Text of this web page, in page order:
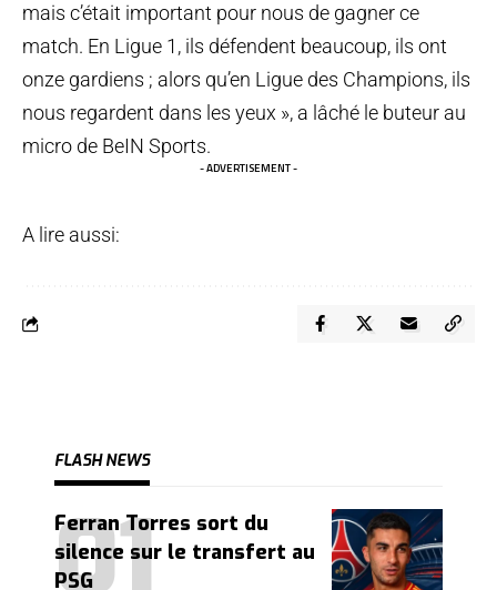
mais c’était important pour nous de gagner ce
match. En Ligue 1, ils défendent beaucoup, ils ont
onze gardiens ; alors qu’en Ligue des Champions, ils
nous regardent dans les yeux », a lâché le buteur au
micro de BeIN Sports.
- ADVERTISEMENT -
A lire aussi:
FLASH NEWS
Ferran Torres sort du
silence sur le transfert au
PSG